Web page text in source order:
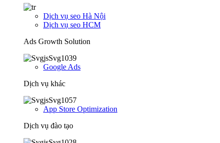
Dịch vụ seo Hà Nội
Dịch vụ seo HCM
Ads Growth Solution
Google Ads
Dịch vụ khác
App Store Optimization
Dịch vụ đào tạo